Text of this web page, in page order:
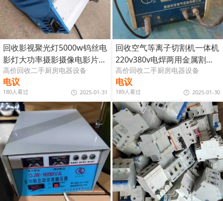
回收影视聚光灯5000w钨丝电
影灯大功率摄影摄像电影片场
灯光
高价回收二手厨房电器设备
电议
180人看过 2025-01-31
回收空气等离子切割机一体机
220v380v电焊两用金属割铁
机
高价回收二手厨房电器设备
电议
189人看过 2025-01-30